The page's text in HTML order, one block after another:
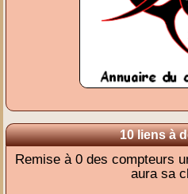
10 liens à
Remise à 0 des compteurs
aura sa